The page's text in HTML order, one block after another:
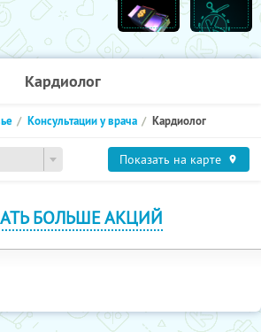
Кардиолог
Консультации у врача Кардиолог
Показать на карте
БОЛЬШЕ АКЦИЙ